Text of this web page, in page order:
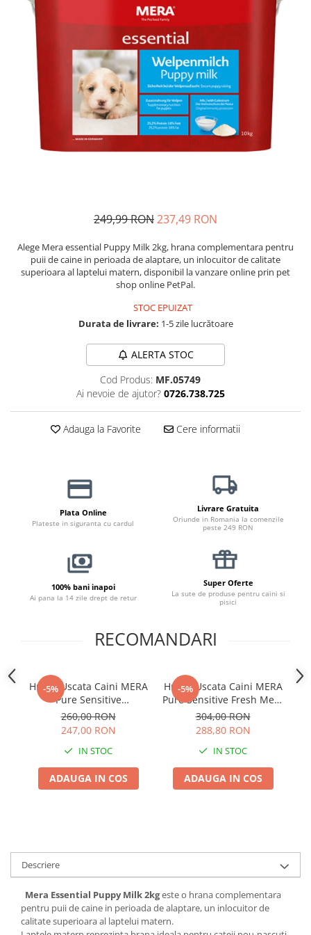
Proteice
Cremoase
Semi-umede
Pernuțe
Îngrijire Câini
Covorașe Igienice Câini
Igienă Câini
Șampoane Câini
Antiparazitare Câini
Culcușuri & Saltele Câini
Castroane și Adapatori
Cuști și Genți
Pernuțe
Semi-umede
Proteice
Umede
Îngrijire Pisici
Așternut Igienic Pisici
Igienă Pisici
Antiparazitare Pisici
Vitamine Pisici
Castroane & Adapatori Pisici
Cuști & Genți Pisici
Zgărzi & Hamuri
249,99 RON237,49 RON
Alege Mera essential Puppy Milk 2kg, hrana complementara pentru
puii de caine in perioada de alaptare, un inlocuitor de calitate
superioara al laptelui matern, disponibil la vanzare online prin pet
shop online PetPal.
STOC EPUIZAT
Durata de livrare: 1-5 zile lucrătoare
ALERTA STOC
Cod Produs: MF.05749
Ai nevoie de ajutor? 0726.738.725
Adauga la Favorite Cere informatii
Plata Online
Plateste in siguranta cu cardul
Livrare Gratuita
Oriunde in Romania la comenzile
peste 249 RON
100% bani inapoi
Ai pana la 14 zile drept de retur
Super Oferte
La sute de produse pentru caini si
pisici
RECOMANDARI
-5%
Hrana Uscata Caini MERA
Pure Sensitive
Medium/Maxi Adult
Curcan si Orez 12,5kg
260,00 RON
247,00 RON
IN STOC
ADAUGA IN COS
-5%
Hrana Uscata Caini MERA
Pure Sensitive Fresh Meat
Medium/Maxi Adult
Curcan si Cartof 12,5kg
304,00 RON
288,80 RON
IN STOC
ADAUGA IN COS
Descriere
Mera Essential Puppy Milk 2kgeste o hrana complementara
pentru puii de caine in perioada de alaptare, un inlocuitor de
calitate superioara al laptelui matern.